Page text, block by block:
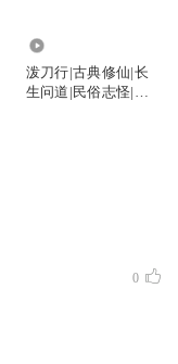
泼刀行|古典修仙|长
生问道|民俗志怪|多
0